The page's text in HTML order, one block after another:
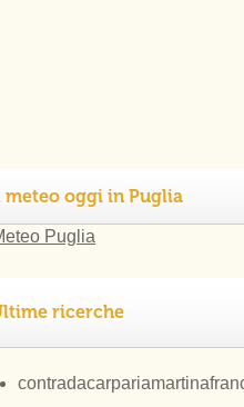
meteo oggi in Puglia
ricerche